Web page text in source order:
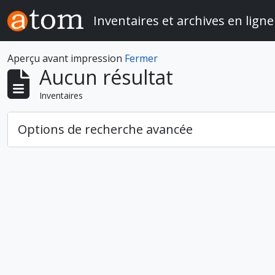
Skip to main content
Inventaires et archives en ligne
Aperçu avant impression Fermer
Aucun résultat
Inventaires
Options de recherche avancée